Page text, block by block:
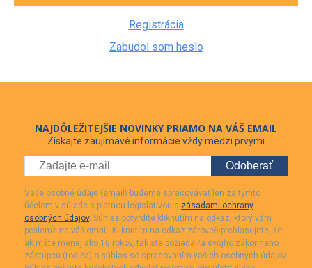
Registrácia
Zabudol som heslo
NAJDÔLEŽITEJŠIE NOVINKY PRIAMO NA VÁŠ EMAIL
Získajte zaujímavé informácie vždy medzi prvými
Odoberať
Vaše osobné údaje (email) budeme spracovávať len za týmto
účelom v súlade s platnou legislatívou a zásadami ochrany
osobných údajov. Súhlas potvrdíte kliknutím na odkaz, ktorý vám
pošleme na váš email. Kliknutím na odkaz zároveň prehlasujete, že
ak máte menej ako 16 rokov, tak ste požiadal/a svojho zákonného
zástupcu (rodiča) o súhlas so spracovaním vašich osobných údajov.